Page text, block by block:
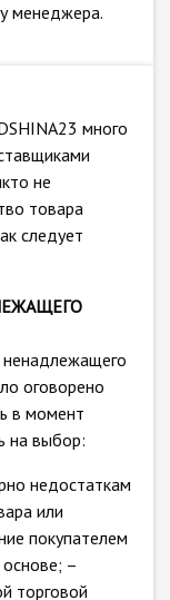
менеджера.
много
не
товара
следует
оговорено
в момент
на выбор:
недостаткам
или
покупателем
–
торговой